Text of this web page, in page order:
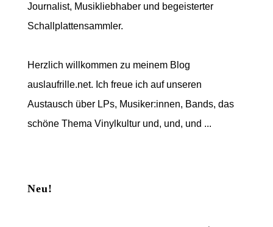
Journalist, Musikliebhaber und begeisterter
Schallplattensammler.
Herzlich willkommen zu meinem Blog
auslaufrille.net. Ich freue ich auf unseren
Austausch über LPs, Musiker:innen, Bands, das
schöne Thema Vinylkultur und, und, und ...
Neu!